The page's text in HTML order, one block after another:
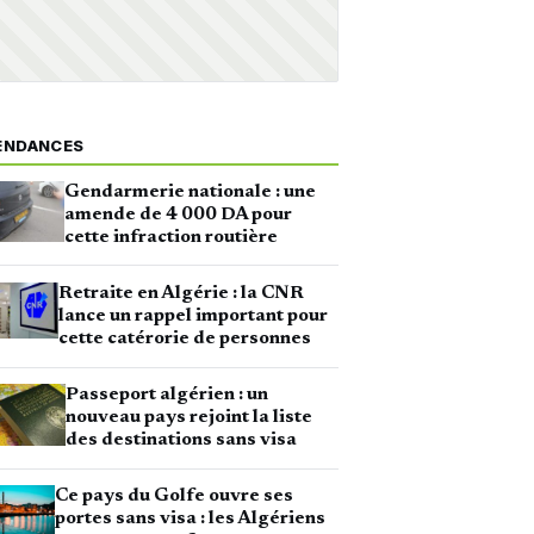
Gendarmerie nationale : une
amende de 4 000 DA pour
cette infraction routière
Retraite en Algérie : la CNR
lance un rappel important pour
cette catérorie de personnes
Passeport algérien : un
nouveau pays rejoint la liste
des destinations sans visa
Ce pays du Golfe ouvre ses
portes sans visa : les Algériens